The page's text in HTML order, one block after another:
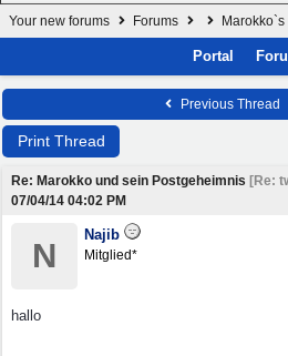
Your new forums Forums
Portal
Previous Thread
Print Thread
Re: Marokko und sein Postgeheimnis [Re:
07/04/14 04:02 PM
N
Najib
Mitglied*
hallo